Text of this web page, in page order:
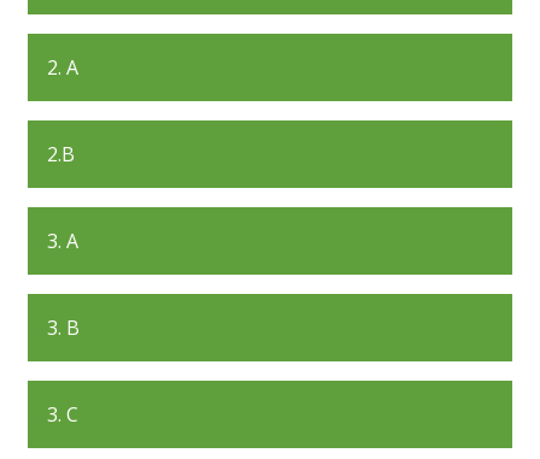
2. A
2.B
3. A
3. B
3. C